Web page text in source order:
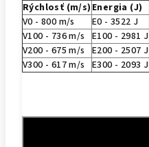
Rýchlosť (m/s) Energia (J)
V0 - 800 m/s
E0 - 3522 J
V100 - 736 m/s E100 - 2981 J
V200 - 675 m/s E200 - 2507 J
V300 - 617 m/s E300 - 2093 J